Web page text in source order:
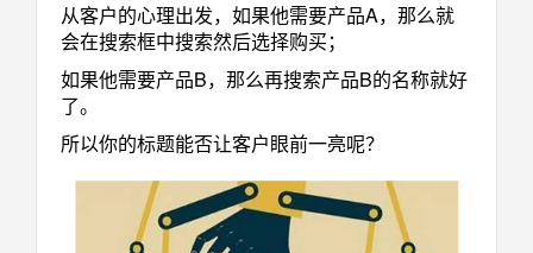
从客户的心理出发，如果他需要产品A，那么就
会在搜索框中搜索然后选择购买；
如果他需要产品B，那么再搜索产品B的名称就好
了。
所以你的标题能否让客户眼前一亮呢？